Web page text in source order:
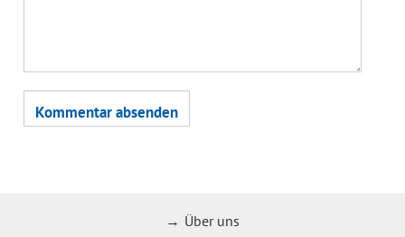
Über uns